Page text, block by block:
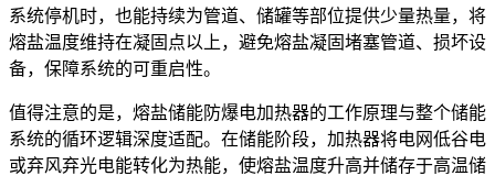
系统停机时，也能持续为管道、储罐等部位提供少量热量，将
熔盐温度维持在凝固点以上，避免熔盐凝固堵塞管道、损坏设
备，保障系统的可重启性。
值得注意的是，熔盐储能防爆电加热器的工作原理与整个储能
系统的循环逻辑深度适配。在储能阶段，加热器将电网低谷电
或弃风弃光电能转化为热能，使熔盐温度升高并储存于高温储